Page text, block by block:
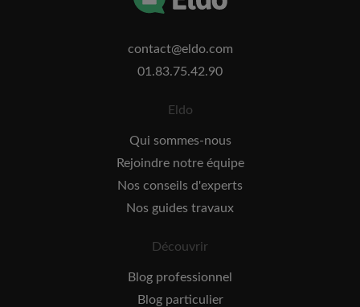
contact@eldo.com
01.83.75.42.90
Eldo
Qui sommes-nous
Rejoindre notre équipe
Nos conseils d'experts
Nos guides travaux
Découvrir
Blog professionnel
Blog particulier